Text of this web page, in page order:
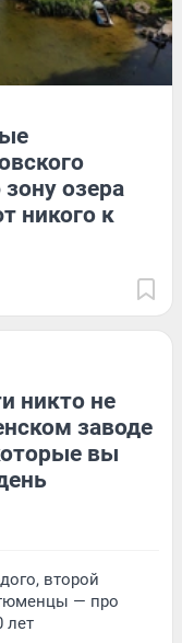
озера
никого к
никто не
заводе
вы
второй
— про
лет